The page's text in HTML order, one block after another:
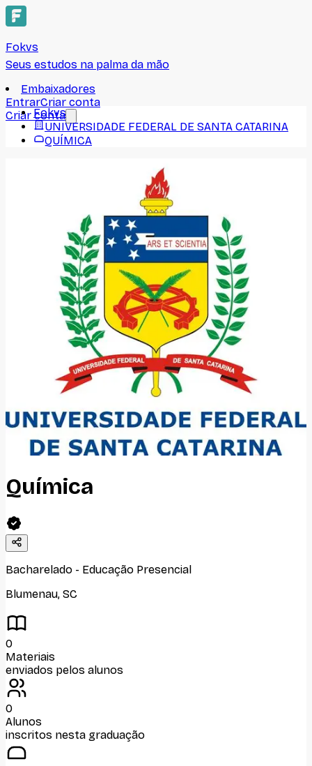
Fokvs
Seus estudos na palma da mão
Embaixadores
EntrarCriar conta
Criar conta
Fokvs
UNIVERSIDADE FEDERAL DE SANTA CATARINA
QUÍMICA
Química
Bacharelado - Educação Presencial
Blumenau, SC
0
Materiais
enviados pelos alunos
0
Alunos
inscritos nesta graduação